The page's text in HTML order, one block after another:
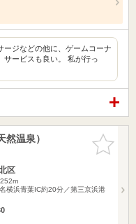
ージなどの他に、ゲームコーナ
サービスも良い。 私が行っ
お気に入
りに追加
温泉）
区
横浜青葉IC約20分／第三京浜港